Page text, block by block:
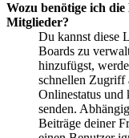
Wozu benötige ich
Mitglieder?
Du kannst diese
Boards zu
hinzufügst,
schnellen Zugriff
Onlinestatus und
senden.
Beiträge deiner